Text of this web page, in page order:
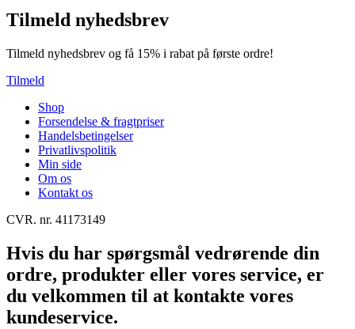
Tilmeld nyhedsbrev
Tilmeld nyhedsbrev og få 15% i rabat på første ordre!
Tilmeld
Shop
Forsendelse & fragtpriser
Handelsbetingelser
Privatlivspolitik
Min side
Om os
Kontakt os
CVR. nr. 41173149
Hvis du har spørgsmål vedrørende din
ordre, produkter eller vores service, er
du velkommen til at kontakte vores
kundeservice.